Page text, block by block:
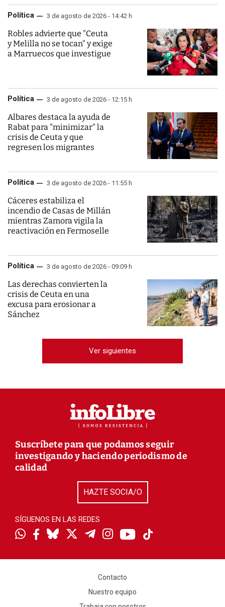
Política 3 de agosto de 2026 - 14:42 h
Robles advierte que "Ceuta
y Melilla no se tocan" y exige
a Marruecos que investigue
Política 3 de agosto de 2026 - 12:15 h
Albares destaca la ayuda de
Rabat para "minimizar" la
crisis de Ceuta y que
regresen los migrantes
Política 3 de agosto de 2026 - 11:55 h
Cáceres estabiliza el
incendio de Casas de Millán
mientras Zamora vigila la
reactivación en Fermoselle
Política 3 de agosto de 2026 - 09:09 h
Las derechas convierten la
crisis de Ceuta en una
excusa para erosionar a
Sánchez
Ver siguientes
Suscríbete para que podamos seguir
investigando y haciendo periodismo de
calidad
HAZTE SOCIA/O
SÍGUENOS EN LAS REDES
Contacto
Nuestro equipo